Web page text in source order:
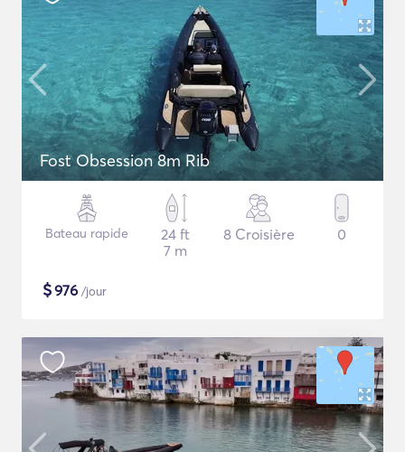
Fost Obsession 8m Rib
Bateau rapide
24 ft
7 m
8 Croisière 0
$976 /jour